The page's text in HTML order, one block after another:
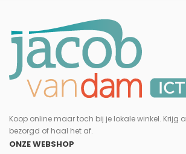
Koop online maar toch bij je lokale winkel. Krijg
bezorgd of haal het af.
ONZE WEBSHOP